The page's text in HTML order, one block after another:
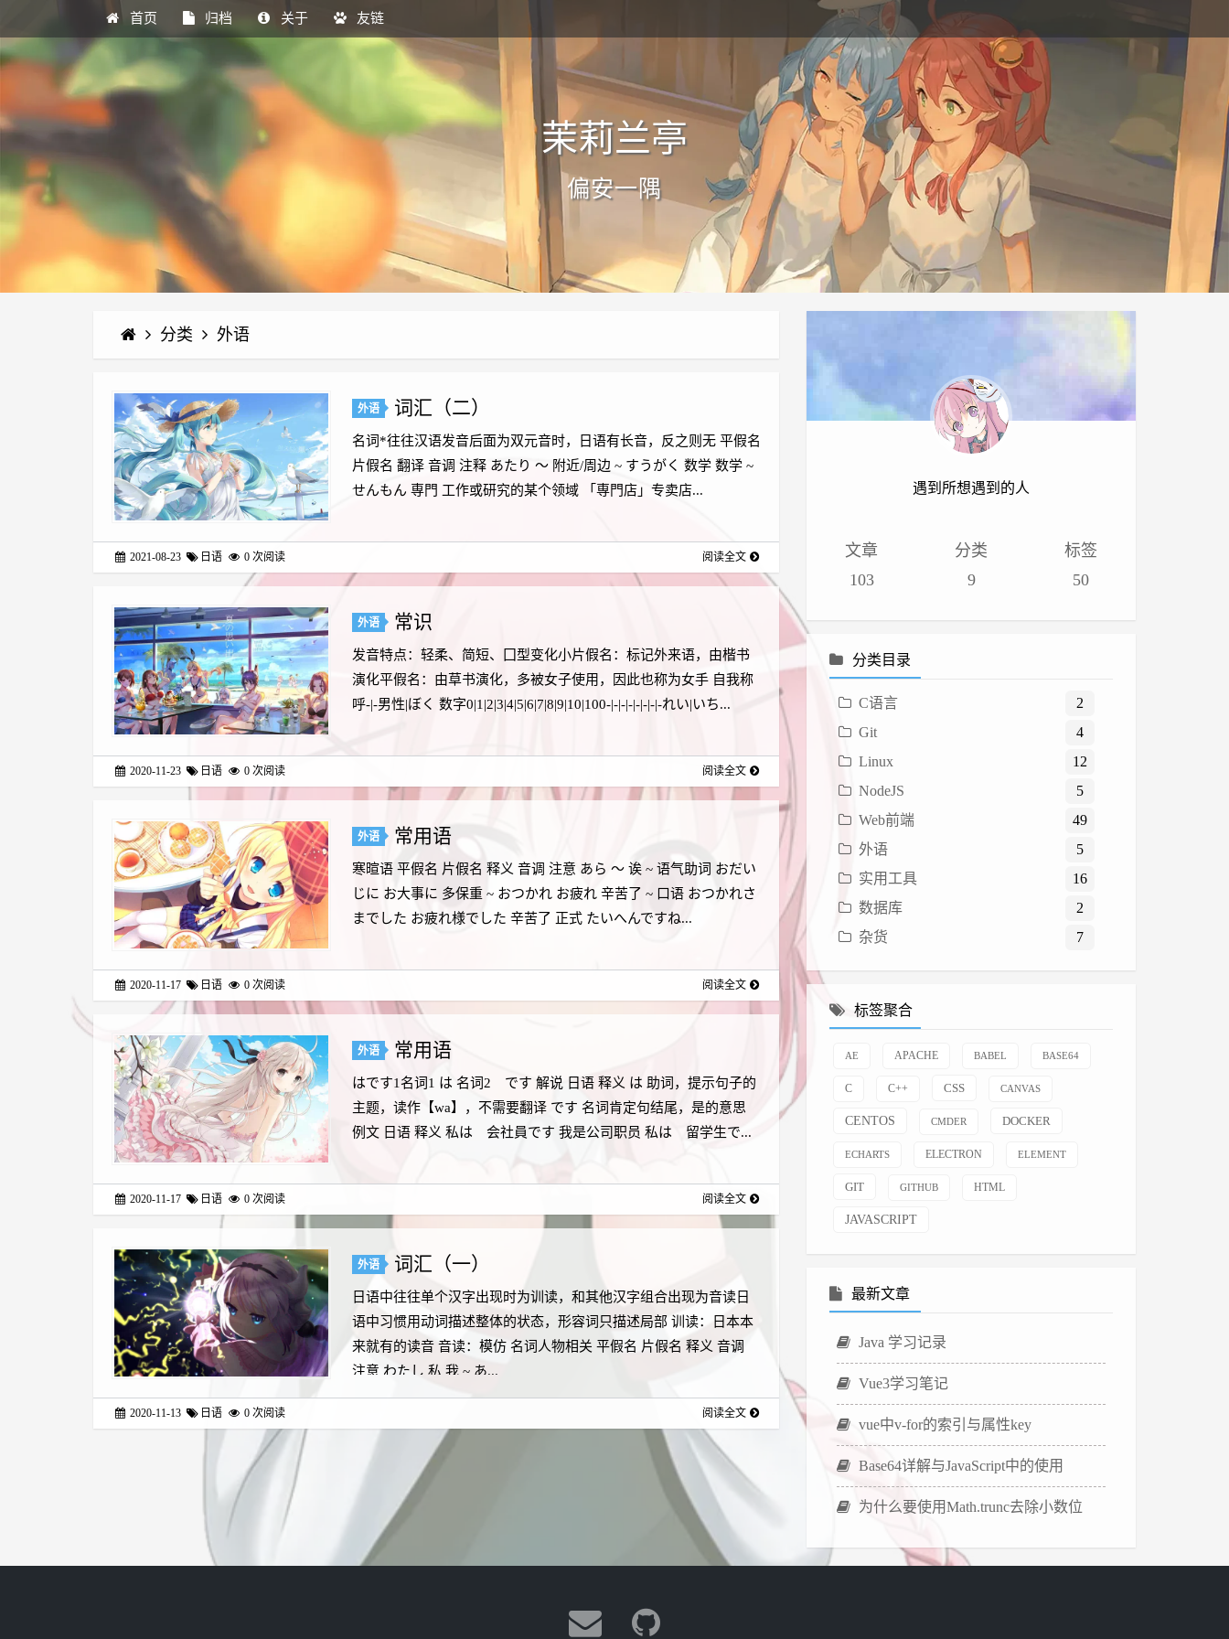
首页 归档 关于 友链
茉莉兰亭
偏安一隅
分类 外语
外语 词汇（二）
名词*往往汉语发音后面为双元音时，日语有长音，反之则无 平假名
片假名 翻译 音调 注释 あたり ～ 附近/周边 ~ すうがく 数学 数学 ~
せんもん 専門 工作或研究的某个领域 「専門店」专卖店...
2021-08-23 日语 0次阅读 阅读全文
外语 常识
发音特点：轻柔、简短、囗型变化小片假名：标记外来语，由楷书
演化平假名：由草书演化，多被女子使用，因此也称为女手 自我称
呼-|-男性|ぼく 数字0|1|2|3|4|5|6|7|8|9|10|100-|-|-|-|-|-|-|-れい|いち...
2020-11-23 日语 0次阅读 阅读全文
外语 常用语
寒暄语 平假名 片假名 释义 音调 注意 あら ～ 诶 ~ 语气助词 おだい
じに お大事に 多保重 ~ おつかれ お疲れ 辛苦了 ~ 口语 おつかれさ
までした お疲れ様でした 辛苦了 正式 たいへんですね...
2020-11-17 日语 0次阅读 阅读全文
外语 常用语
はです1名词1 は 名词2 です 解说 日语 释义 は 助词，提示句子的
主题，读作【wa】，不需要翻译 です 名词肯定句结尾，是的意思
例文 日语 释义 私は 会社員です 我是公司职员 私は 留学生で...
2020-11-17 日语 0次阅读 阅读全文
外语 词汇（一）
日语中往往单个汉字出现时为训读，和其他汉字组合出现为音读日
语中习惯用动词描述整体的状态，形容词只描述局部 训读：日本本
来就有的读音 音读：模仿 名词人物相关 平假名 片假名 释义 音调
注意 わたし 私 我 ~ あ...
2020-11-13 日语 0次阅读 阅读全文
遇到所想遇到的人
文章
103
分类
9
标签
50
分类目录
C语言
2
Git
4
Linux
12
NodeJS
5
Web前端
49
外语
5
实用工具
16
数据库
2
杂货
7
标签聚合
AE APACHE BABEL BASE64
C C++ CSS CANVAS
CENTOS CMDER DOCKER
ECHARTS ELECTRON ELEMENT
GIT GITHUB HTML
JAVASCRIPT
最新文章
Java 学习记录
Vue3学习笔记
vue中v-for的索引与属性key
Base64详解与JavaScript中的使用
为什么要使用Math.trunc去除小数位